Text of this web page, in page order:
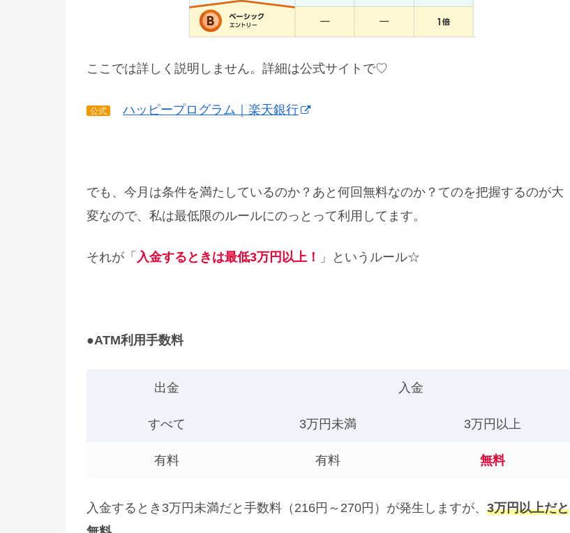
ここでは詳しく説明しません。詳細は公式サイトで♡
公式 ハッピープログラム｜楽天銀行
でも、今月は条件を満たしているのか？あと何回無料なのか？てのを把握するのが大
変なので、私は最低限のルールにのっとって利用してます。
それが「 入金するときは最低3万円以上！ 」というルール☆
●ATM利用手数料
出金 入金
すべて 3万円未満 3万円以上
有料 有料 無料
入金するとき3万円未満だと手数料（216円～270円）が発生しますが、 3万円以上だと